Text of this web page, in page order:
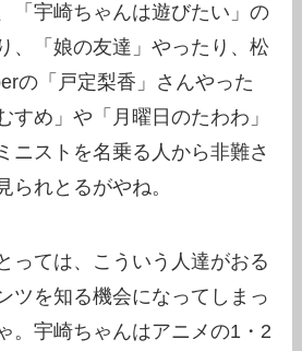
「宇崎ちゃんは遊びたい」の
、「娘の友達」やったり、松
の「戸定梨香」さんやった
すめ」や「月曜日のたわわ」
ニストを名乗る人から非難さ
られとるがやね。
っては、こういう人達がおる
ツを知る機会になってしまっ
。宇崎ちゃんはアニメの1・2